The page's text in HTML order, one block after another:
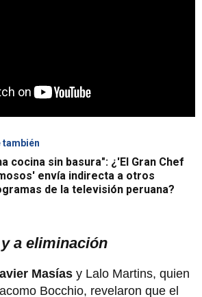
también
cocina sin basura": ¿'El Gran Chef
envía indirecta a otros
de la televisión peruana?
a eliminación
Masías y Lalo Martins, quien
Bocchio, revelaron que el